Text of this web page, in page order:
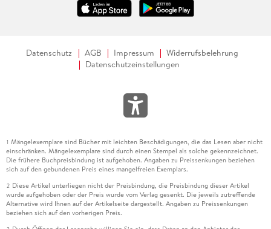
Datenschutz AGB Impressum
Widerrufsbelehrung
Datenschutzeinstellungen
1 Mängelexemplare sind Bücher mit leichten Beschädigungen, die das Lesen aber nicht
einschränken. Mängelexemplare sind durch einen Stempel als solche gekennzeichnet.
Die frühere Buchpreisbindung ist aufgehoben. Angaben zu Preissenkungen beziehen
sich auf den gebundenen Preis eines mangelfreien Exemplars.
2 Diese Artikel unterliegen nicht der Preisbindung, die Preisbindung dieser Artikel
wurde aufgehoben oder der Preis wurde vom Verlag gesenkt. Die jeweils zutreffende
Alternative wird Ihnen auf der Artikelseite dargestellt. Angaben zu Preissenkungen
beziehen sich auf den vorherigen Preis.